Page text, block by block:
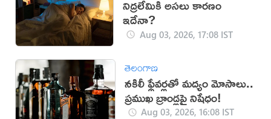
నిద్రలేమికి అసలు కారణం
ఇదేనా?
Aug 03, 2026, 17:08 IST
తెలంగాణ
నకిలీ ఫ్లేవర్లతో మద్యం మోసాలు..
ప్రముఖ బ్రాండ్లపై నిషేధం!
Aug 03, 2026, 16:08 IST